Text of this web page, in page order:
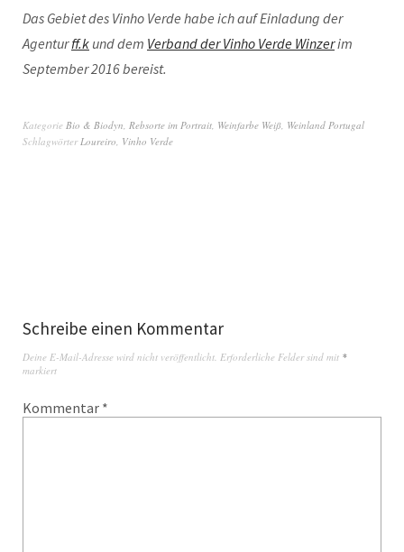
Das Gebiet des Vinho Verde habe ich auf Einladung der
Agenturff.k und dem Verband der Vinho Verde Winzerim
September 2016 bereist.
Kategorie Bio & Biodyn, Rebsorte im Portrait, Weinfarbe Weiß, Weinland Portugal
SchlagwörterLoureiro, Vinho Verde
Schreibe einen Kommentar
Deine E-Mail-Adresse wird nicht veröffentlicht. Erforderliche Felder sind mit *
markiert
Kommentar *